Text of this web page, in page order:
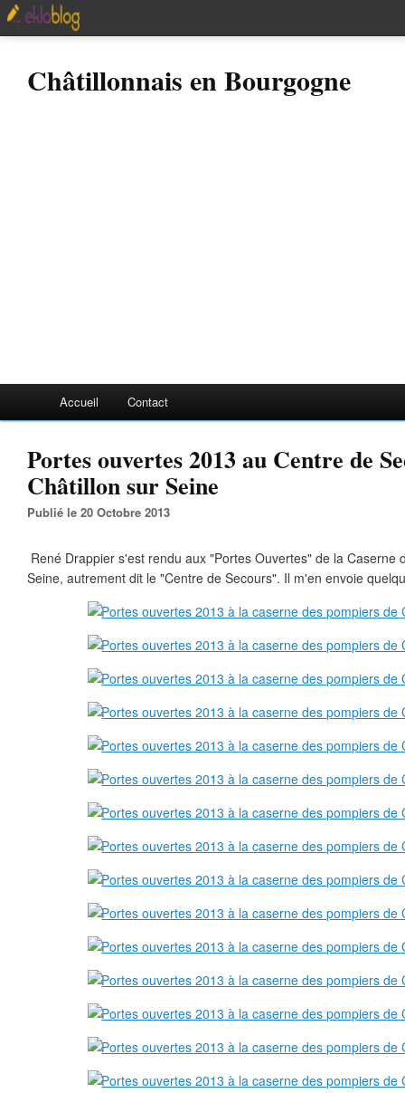
Châtillonnais en Bourgogne
Accueil Contact
Portes ouvertes 2013 au Centre de
Châtillon sur Seine
Publié le 20 Octobre 2013
René Drappier s'est rendu aux "Portes Ouvertes" de la Caserne
Seine, autrement dit le "Centre de Secours". Il m'en envoie